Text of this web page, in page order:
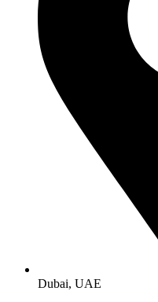
Dubai, UAE